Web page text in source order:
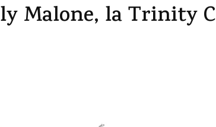
Malone, la Trinity